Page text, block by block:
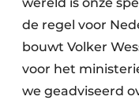
de regel voor
bouwt Volker
voor het
we geadviseerd